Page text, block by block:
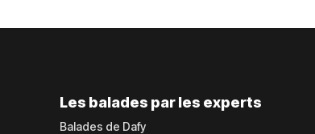
Les balades par les experts
Balades de Dafy